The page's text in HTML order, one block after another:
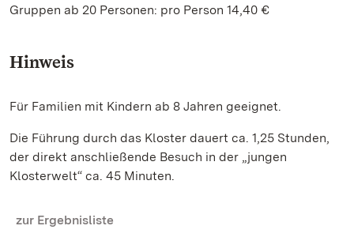
Gruppen ab 20 Personen: pro Person 14,40 €
Hinweis
Für Familien mit Kindern ab 8 Jahren geeignet.
Die Führung durch das Kloster dauert ca. 1,25 Stunden,
der direkt anschließende Besuch in der „jungen
Klosterwelt“ ca. 45 Minuten.
zur Ergebnisliste